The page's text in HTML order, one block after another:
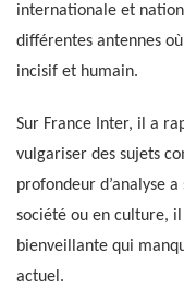
internationale et
différentes antennes
incisif et humain.
Sur France Inter, il a
vulgariser des sujets
profondeur d’analyse
société ou en culture,
bienveillante qui
actuel.